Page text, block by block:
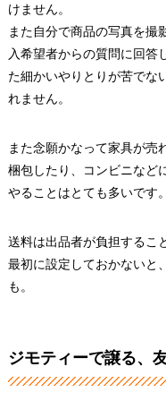
けません。
また自分で商品の写真を撮
入希望者からの質問に回答
た細かいやりとりが苦でな
れません。
また念願かなって家具が売
梱包したり、コンビニなど
やることはとても多いです。
送料は出品者が負担するこ
最初に設定しておかない
も。
ジモティーで譲る、